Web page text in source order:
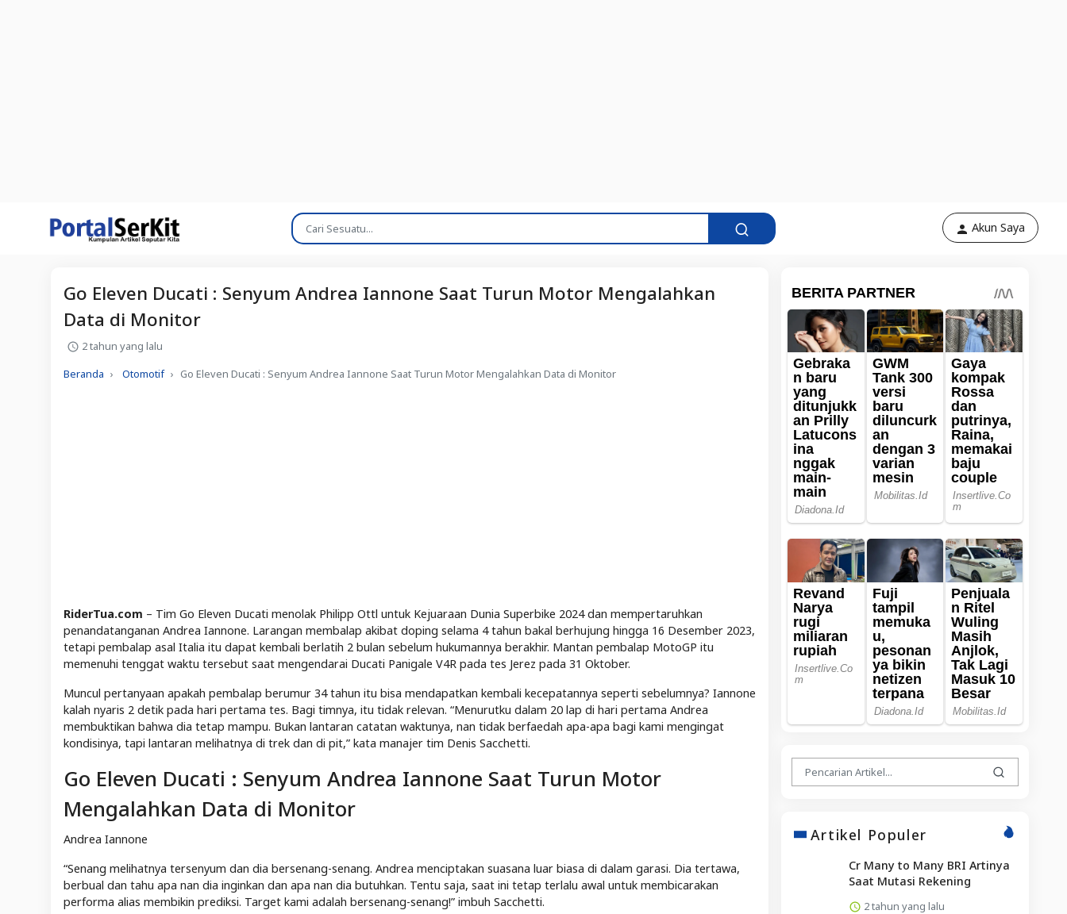
Akun Saya
Go Eleven Ducati : Senyum Andrea Iannone Saat Turun Motor Mengalahkan
Data di Monitor
2 tahun yang lalu
Beranda
Otomotif Go Eleven Ducati : Senyum Andrea Iannone Saat Turun Motor Mengalahkan Data di Monitor
RiderTua.com – Tim Go Eleven Ducati menolak Philipp Ottl untuk Kejuaraan Dunia Superbike 2024 dan mempertaruhkan
penandatanganan Andrea Iannone. Larangan membalap akibat doping selama 4 tahun bakal berhujung hingga 16 Desember 2023,
tetapi pembalap asal Italia itu dapat kembali berlatih 2 bulan sebelum hukumannya berakhir. Mantan pembalap MotoGP itu
memenuhi tenggat waktu tersebut saat mengendarai Ducati Panigale V4R pada tes Jerez pada 31 Oktober.
Muncul pertanyaan apakah pembalap berumur 34 tahun itu bisa mendapatkan kembali kecepatannya seperti sebelumnya? Iannone
kalah nyaris 2 detik pada hari pertama tes. Bagi timnya, itu tidak relevan. “Menurutku dalam 20 lap di hari pertama Andrea
membuktikan bahwa dia tetap mampu. Bukan lantaran catatan waktunya, nan tidak berfaedah apa-apa bagi kami mengingat
kondisinya, tapi lantaran melihatnya di trek dan di pit,” kata manajer tim Denis Sacchetti.
Go Eleven Ducati : Senyum Andrea Iannone Saat Turun Motor
Mengalahkan Data di Monitor
Andrea Iannone
“Senang melihatnya tersenyum dan dia bersenang-senang. Andrea menciptakan suasana luar biasa di dalam garasi. Dia tertawa,
berbual dan tahu apa nan dia inginkan dan apa nan dia butuhkan. Tentu saja, saat ini tetap terlalu awal untuk membicarakan
performa alias membikin prediksi. Target kami adalah bersenang-senang!” imbuh Sacchetti.
Artikel Populer
Cr Many to Many BRI Artinya
Saat Mutasi Rekening
2 tahun yang lalu